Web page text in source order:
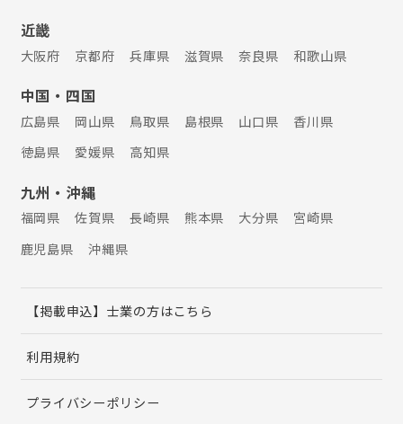
近畿
大阪府 京都府 兵庫県 滋賀県 奈良県 和歌山県
中国・四国
広島県 岡山県 鳥取県 島根県 山口県
香川県
徳島県
愛媛県 高知県
九州・沖縄
福岡県 佐賀県 長崎県 熊本県 大分県
宮崎県
鹿児島県
沖縄県
【掲載申込】士業の方はこちら
利用規約
プライバシーポリシー